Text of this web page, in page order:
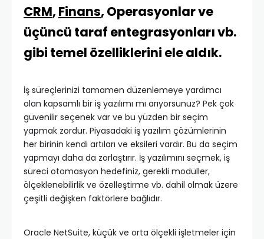
CRM, Finans, Operasyonlar ve
üçüncü taraf entegrasyonları vb.
gibi temel özelliklerini ele aldık.
İş süreçlerinizi tamamen düzenlemeye yardımcı
olan kapsamlı bir iş yazılımı mı arıyorsunuz? Pek çok
güvenilir seçenek var ve bu yüzden bir seçim
yapmak zordur. Piyasadaki iş yazılım çözümlerinin
her birinin kendi artıları ve eksileri vardır. Bu da seçim
yapmayı daha da zorlaştırır. İş yazılımını seçmek, iş
süreci otomasyon hedefiniz, gerekli modüller,
ölçeklenebilirlik ve özelleştirme vb. dahil olmak üzere
çeşitli değişken faktörlere bağlıdır.
Oracle NetSuite, küçük ve orta ölçekli işletmeler için